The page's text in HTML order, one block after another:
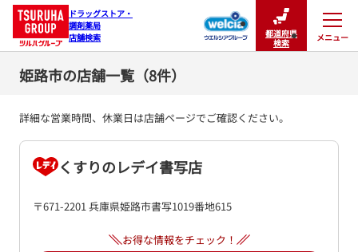
ドラッグストア・
調剤薬局
店舗検索
都道府県
検索
メニュー
閉じる
姫路市の店舗一覧（8件）
詳細な営業時間、休業日は店舗ページでご確認ください。
くすりのレデイ書写店
〒671-2201 兵庫県姫路市書写1019番地615
お得な情報をチェック！